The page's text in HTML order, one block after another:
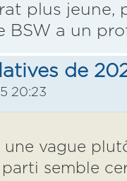
plus jeune,
BSW a un
de
20:23
une vague
parti semble